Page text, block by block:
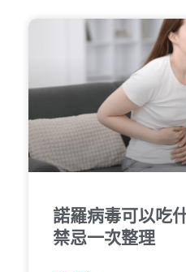
諾羅病毒可以吃
禁忌一次整理